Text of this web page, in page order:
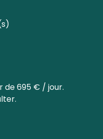
de 695 € / jour.